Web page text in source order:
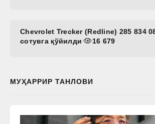
Chevrolet Trecker (Redline) 285 834
сотувга қўйилди
16 679
МУҲАРРИР ТАНЛОВИ